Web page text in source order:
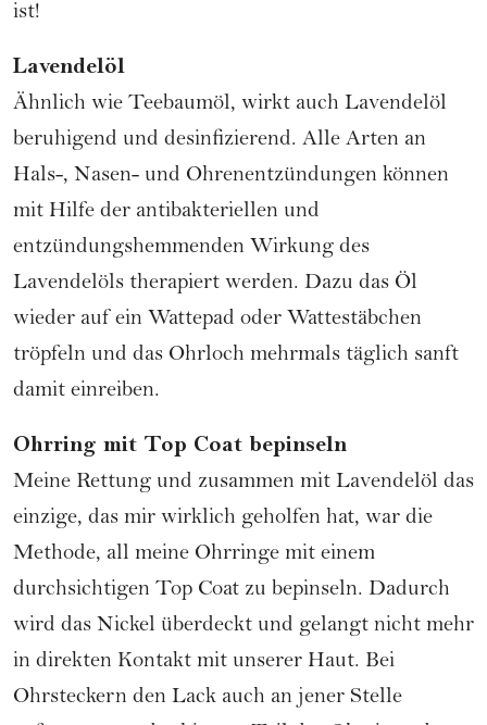
ist!
Lavendelöl
Ähnlich wie Teebaumöl, wirkt auch Lavendelöl
beruhigend und desinfizierend. Alle Arten an
Hals-, Nasen- und Ohrenentzündungen können
mit Hilfe der antibakteriellen und
entzündungshemmenden Wirkung des
Lavendelöls therapiert werden. Dazu das Öl
wieder auf ein Wattepad oder Wattestäbchen
tröpfeln und das Ohrloch mehrmals täglich sanft
damit einreiben.
Ohrring mit Top Coat bepinseln
Meine Rettung und zusammen mit Lavendelöl das
einzige, das mir wirklich geholfen hat, war die
Methode, all meine Ohrringe mit einem
durchsichtigen Top Coat zu bepinseln. Dadurch
wird das Nickel überdeckt und gelangt nicht mehr
in direkten Kontakt mit unserer Haut. Bei
Ohrsteckern den Lack auch an jener Stelle